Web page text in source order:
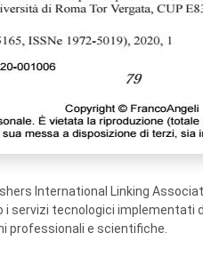
International Linking
servizi tecnologici implementati
professionali e scientifiche.